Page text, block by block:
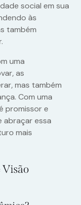
social em sua
às
também
uma
as
mas também
Com uma
promissor e
abraçar essa
mais
Visão